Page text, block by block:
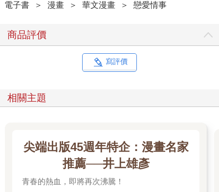
電子書 ＞ 漫畫 ＞ 華文漫畫 ＞ 戀愛情事
商品評價
寫評價
相關主題
尖端出版45週年特企：漫畫名家
推薦──井上雄彥
青春的熱血，即將再次沸騰！